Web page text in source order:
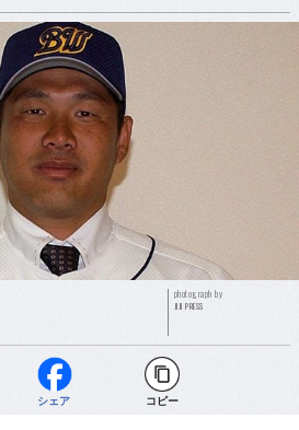
photograph by
JIJI PRESS
シェア コピー